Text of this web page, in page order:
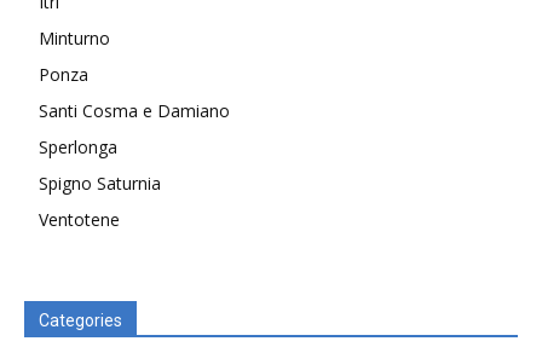
Minturno
Ponza
Santi Cosma e Damiano
Sperlonga
Spigno Saturnia
Ventotene
Categories